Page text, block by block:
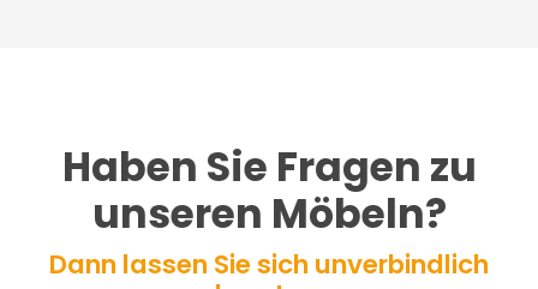
Haben Sie Fragen zu
unseren Möbeln?
Dann lassen Sie sich unverbindlich